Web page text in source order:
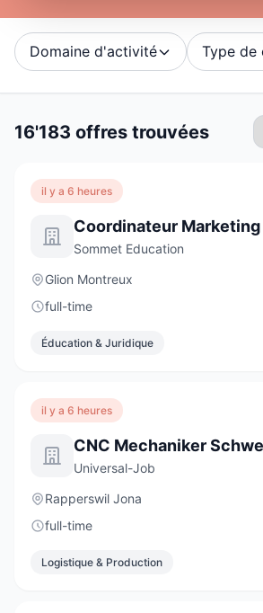
Domaine d'activité Type de
16'183 offres trouvées
il y a 6 heures
Sommet Education
Glion Montreux
full-time
Éducation & Juridique
il y a 6 heures
Universal-Job
Rapperswil Jona
full-time
Logistique & Production